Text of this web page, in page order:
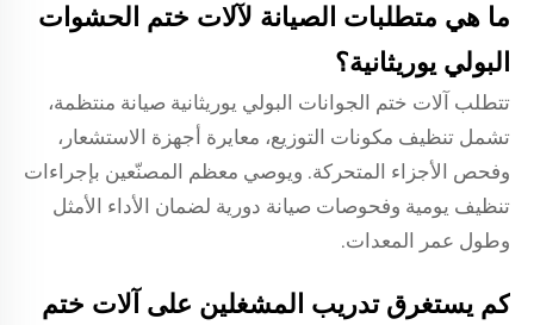
ما هي متطلبات الصيانة لآلات ختم الحشوات
البولي يوريثانية؟
تتطلب آلات ختم الجوانات البولي يوريثانية صيانة منتظمة،
تشمل تنظيف مكونات التوزيع، معايرة أجهزة الاستشعار،
وفحص الأجزاء المتحركة. ويوصي معظم المصنّعين بإجراءات
تنظيف يومية وفحوصات صيانة دورية لضمان الأداء الأمثل
وطول عمر المعدات.
كم يستغرق تدريب المشغلين على آلات ختم